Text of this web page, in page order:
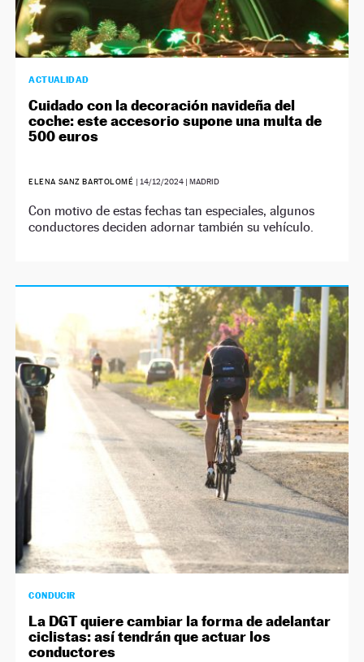
ACTUALIDAD
Cuidado con la decoración navideña del
coche: este accesorio supone una multa de
500 euros
ELENA SANZ BARTOLOMÉ | 14/12/2024| MADRID
Con motivo de estas fechas tan especiales, algunos
conductores deciden adornar también su vehículo.
CONDUCIR
La DGT quiere cambiar la forma de adelantar
ciclistas: así tendrán que actuar los
conductores